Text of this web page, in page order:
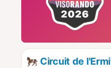
Circuit de